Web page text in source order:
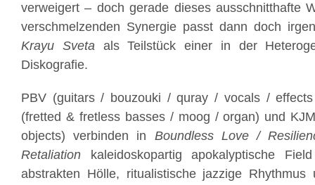
verweigert – doch gerade dieses ausschnitthafte
verschmelzenden Synergie passt dann doch
Krayu Svetaals Teilstück einer in der
Diskografie.
PBV (guitars / bouzouki / quray / vocals /
(fretted & fretless basses / moog / organ) und
objects) verbinden in Boundless Love /
Retaliation kaleidoskopartig apokalyptische
abstrakten Hölle, ritualistische jazzige